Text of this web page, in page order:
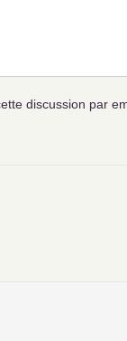
discussion par